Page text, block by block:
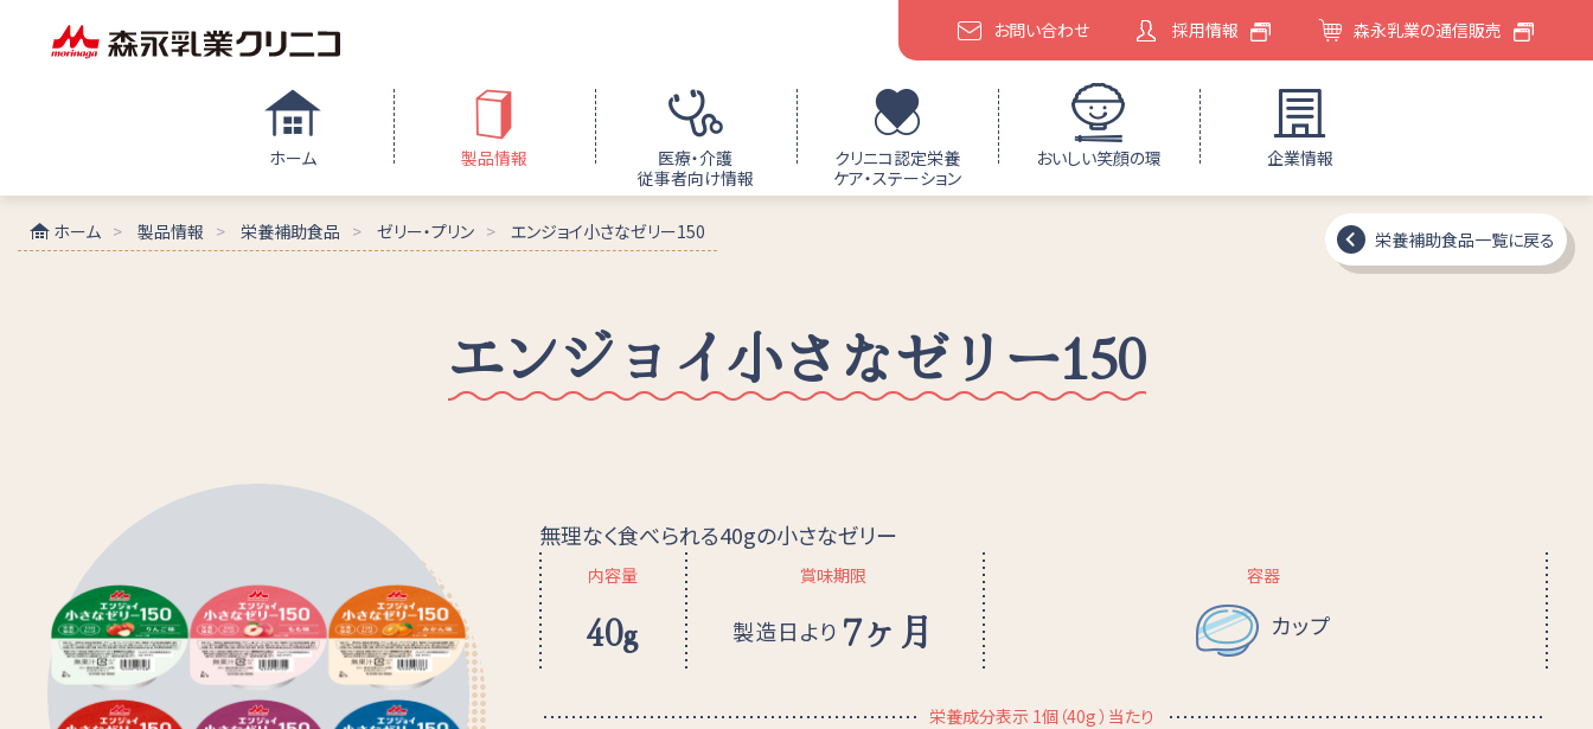
ホーム 製品情報
医療・介護
従事者向け情報
クリニコ認定栄養
ケア・ステーション
おいしい笑顔の環 企業情報
お問い合わせ 採用情報 森永乳業の通信販売
ホーム 製品情報 栄養補助食品 ゼリー・プリン エンジョイ小さなゼリー150 栄養補助食品一覧に戻る
エンジョイ小さなゼリー150
無理なく食べられる40gの小さなゼリー
内容量
40g
賞味期限
製造日より 7ヶ月
容器
カップ
栄養成分表示 1個（40g ）当たり